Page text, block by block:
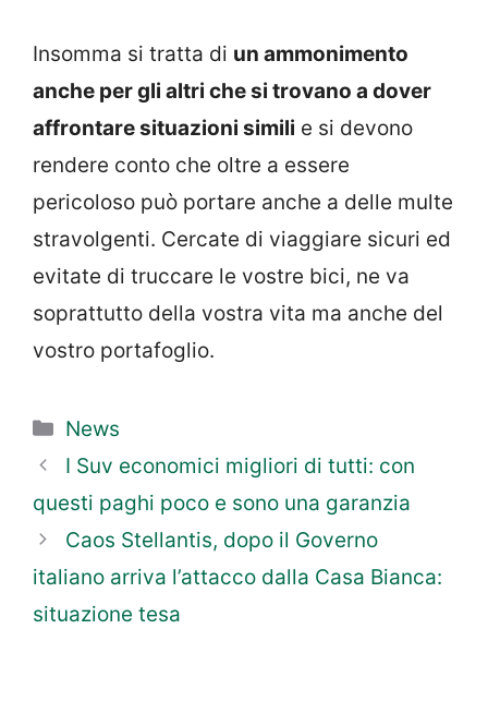
Insomma si tratta di un ammonimento
anche per gli altri che si trovano a dover
affrontare situazioni simili e si devono
rendere conto che oltre a essere
pericoloso può portare anche a delle multe
stravolgenti. Cercate di viaggiare sicuri ed
evitate di truccare le vostre bici, ne va
soprattutto della vostra vita ma anche del
vostro portafoglio.
Categorie
News
I Suv economici migliori di tutti: con
questi paghi poco e sono una garanzia
Caos Stellantis, dopo il Governo
italiano arriva l’attacco dalla Casa Bianca:
situazione tesa